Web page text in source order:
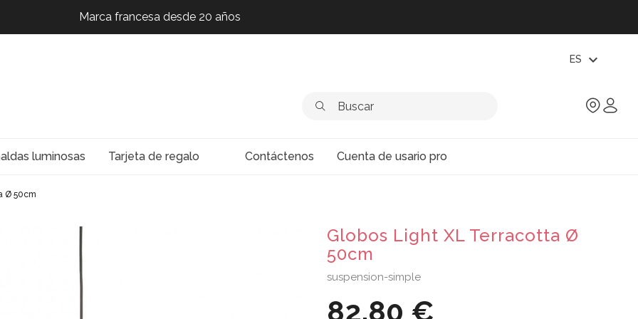
Marca francesa desde 20 años
Marca francesa desde 20 años
ES expand_more
luminosas Tarjeta de regalo Contáctenos Cuenta de usario pro
Ø 50cm
Globos Light XL Terracotta Ø
50cm
suspension-simple
82,80 €